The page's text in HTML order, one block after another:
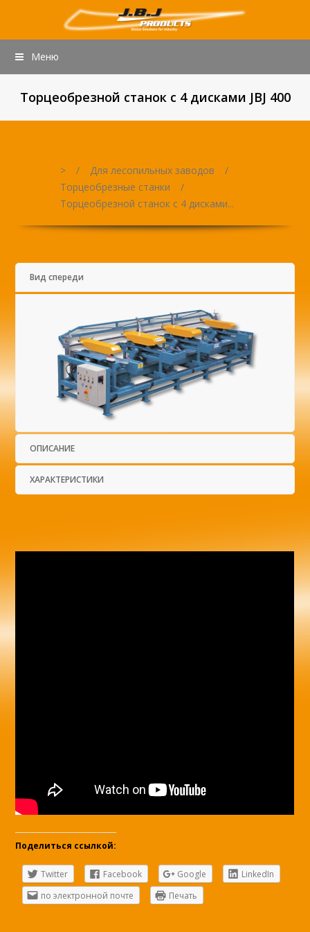
Меню
Торцеобрезной станок с 4 дисками JBJ 400
> / Для лесопильных заводов
/
Торцеобрезные станки
/
Торцеобрезной станок с 4 дисками...
Вид спереди
ОПИСАНИЕ
ХАРАКТЕРИСТИКИ
Поделиться ссылкой:
Twitter Facebook Google
LinkedIn
по электронной почте
Печать